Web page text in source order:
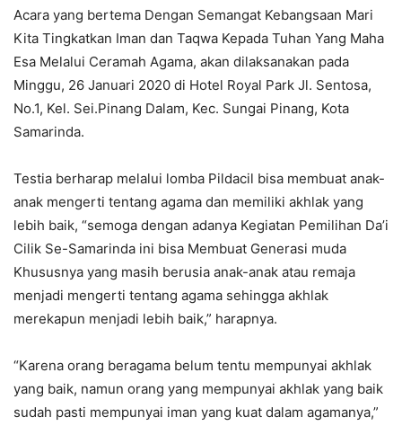
Acara yang bertema Dengan Semangat Kebangsaan Mari
Kita Tingkatkan Iman dan Taqwa Kepada Tuhan Yang Maha
Esa Melalui Ceramah Agama, akan dilaksanakan pada
Minggu, 26 Januari 2020 di Hotel Royal Park Jl. Sentosa,
No.1, Kel. Sei.Pinang Dalam, Kec. Sungai Pinang, Kota
Samarinda.
Testia berharap melalui lomba Pildacil bisa membuat anak-
anak mengerti tentang agama dan memiliki akhlak yang
lebih baik, “semoga dengan adanya Kegiatan Pemilihan Da’i
Cilik Se-Samarinda ini bisa Membuat Generasi muda
Khususnya yang masih berusia anak-anak atau remaja
menjadi mengerti tentang agama sehingga akhlak
merekapun menjadi lebih baik,” harapnya.
“Karena orang beragama belum tentu mempunyai akhlak
yang baik, namun orang yang mempunyai akhlak yang baik
sudah pasti mempunyai iman yang kuat dalam agamanya,”